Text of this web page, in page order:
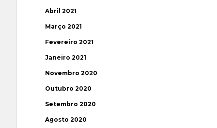
Abril 2021
Março 2021
Fevereiro 2021
Janeiro 2021
Novembro 2020
Outubro 2020
Setembro 2020
Agosto 2020